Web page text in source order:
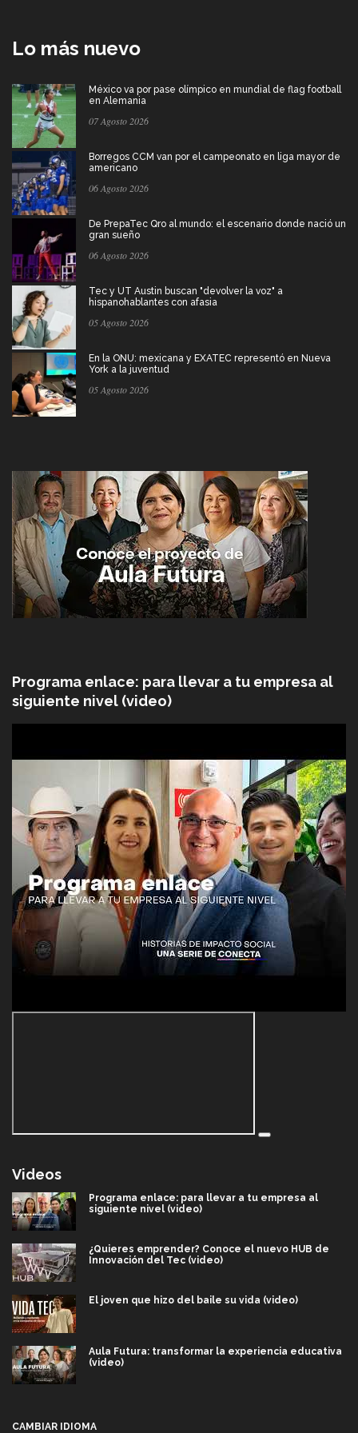
Lo más nuevo
México va por pase olímpico en mundial de flag football
en Alemania
07 Agosto 2026
Borregos CCM van por el campeonato en liga mayor de
americano
06 Agosto 2026
De PrepaTec Qro al mundo: el escenario donde nació un
gran sueño
06 Agosto 2026
Tec y UT Austin buscan "devolver la voz" a
hispanohablantes con afasia
05 Agosto 2026
En la ONU: mexicana y EXATEC representó en Nueva
York a la juventud
05 Agosto 2026
Programa enlace: para llevar a tu empresa al
siguiente nivel (video)
Videos
Programa enlace: para llevar a tu empresa al
siguiente nivel (video)
¿Quieres emprender? Conoce el nuevo HUB de
Innovación del Tec (video)
El joven que hizo del baile su vida (video)
Aula Futura: transformar la experiencia educativa
(video)
CAMBIAR IDIOMA